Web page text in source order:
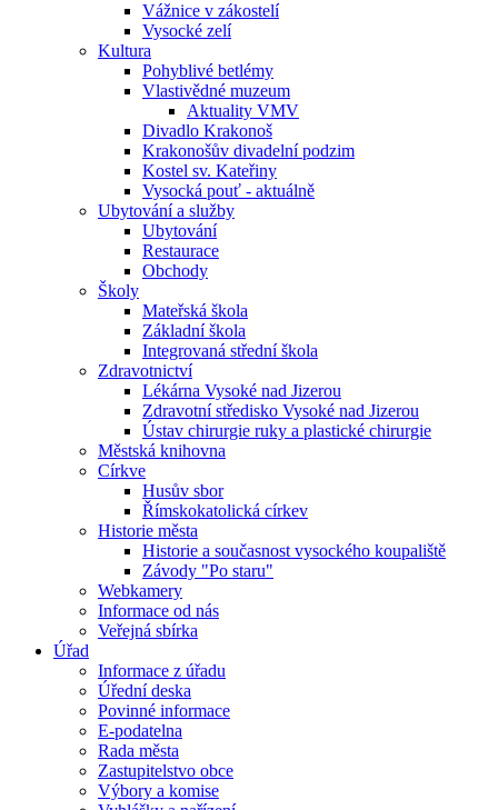
Vážnice v zákostelí
Vysocké zelí
Kultura
Pohyblivé betlémy
Vlastivědné muzeum
Aktuality VMV
Divadlo Krakonoš
Krakonošův divadelní podzim
Kostel sv. Kateřiny
Vysocká pouť - aktuálně
Ubytování a služby
Ubytování
Restaurace
Obchody
Školy
Mateřská škola
Základní škola
Integrovaná střední škola
Zdravotnictví
Lékárna Vysoké nad Jizerou
Zdravotní středisko Vysoké nad Jizerou
Ústav chirurgie ruky a plastické chirurgie
Městská knihovna
Církve
Husův sbor
Římskokatolická církev
Historie města
Historie a současnost vysockého koupaliště
Závody "Po staru"
Webkamery
Informace od nás
Veřejná sbírka
Úřad
Informace z úřadu
Úřední deska
Povinné informace
E-podatelna
Rada města
Zastupitelstvo obce
Výbory a komise